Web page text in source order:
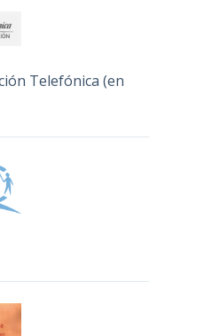
Telefónica (en